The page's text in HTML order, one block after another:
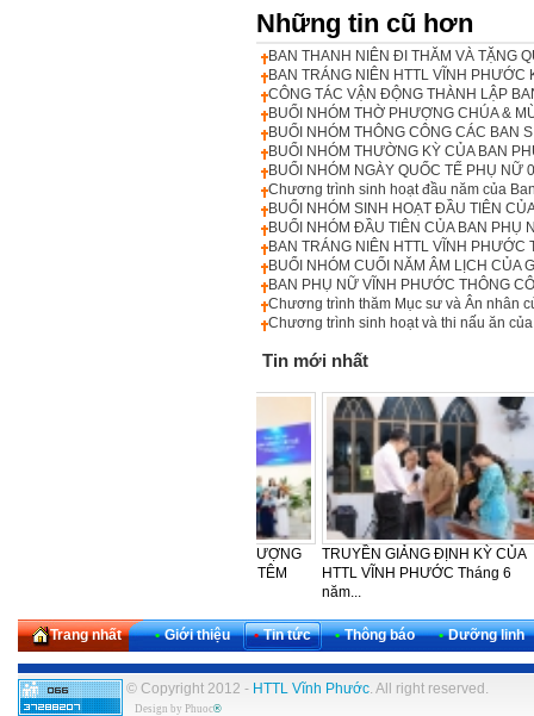
Những tin cũ hơn
BAN THANH NIÊN ĐI THĂM VÀ TẶNG
BAN TRÁNG NIÊN HTTL VĨNH
CÔNG TÁC VẬN ĐỘNG THÀNH LẬP
BUỔI NHÓM THỜ PHƯỢNG CHÚA &
BUỔI NHÓM THÔNG CÔNG CÁC BAN
BUỔI NHÓM THƯỜNG KỲ CỦA BAN
BUỔI NHÓM NGÀY QUỐC TẾ PHỤ NỮ
Chương trình sinh hoạt đầu năm của
BUỔI NHÓM SINH HOẠT ĐẦU TIÊN
BUỔI NHÓM ĐẦU TIÊN CỦA BAN PHỤ
BAN TRÁNG NIÊN HTTL VĨNH PHƯỚC
BUỔI NHÓM CUỐI NĂM ÂM LỊCH CỦA
BAN PHỤ NỮ VĨNH PHƯỚC THÔNG
Chương trình thăm Mục sư và Ân nhân
Chương trình sinh hoạt và thi nấu ăn
Tin mới nhất
CẢM TẠ – SINH NHẬT LẦN THỨ
42 CỦA BAN PHỤ NỮ HTTL
Trang nhất • Giới thiệu • Tin tức • Thông báo • Dưỡng linh
© Copyright 2012 - HTTL Vĩnh Phước. All right reserved.
Design by Phuoc®